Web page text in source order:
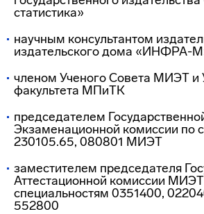
статистика»
научным консультантом
издательского дома «ИНФРА-
членом Ученого Совета МИЭТ и
факультета МПиТК
председателем
Экзаменационной комиссии по
230105.65, 080801 МИЭТ
заместителем председателя
Аттестационной комиссии
специальностям 0351400,
552800